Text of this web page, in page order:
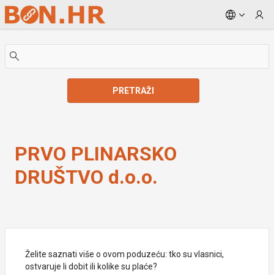
Skip to Main Content
PRETRAŽI
PRVO PLINARSKO
DRUŠTVO d.o.o.
Želite saznati više o ovom poduzeću: tko su vlasnici,
ostvaruje li dobit ili kolike su plaće?